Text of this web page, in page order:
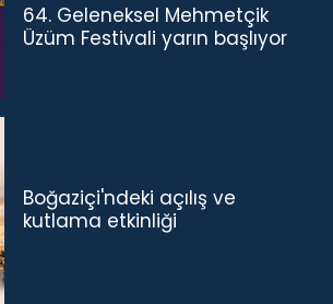
64. Geleneksel Mehmetçik
Üzüm Festivali yarın başlıyor
Boğaziçi'ndeki açılış ve
kutlama etkinliği